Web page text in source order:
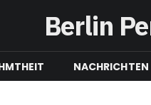
Berlin
NACHRICHTEN